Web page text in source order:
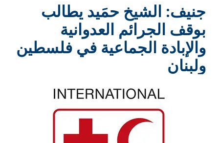
جنيف: الشيخ حمَيد يطالب
بوقف الجرائم العدوانية
والإبادة الجماعية في فلسطين
ولبنان